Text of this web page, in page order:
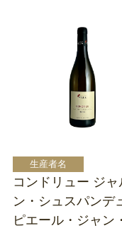
コンドリュー ジャ
ン・シュスパンデ
ピエール・ジャン